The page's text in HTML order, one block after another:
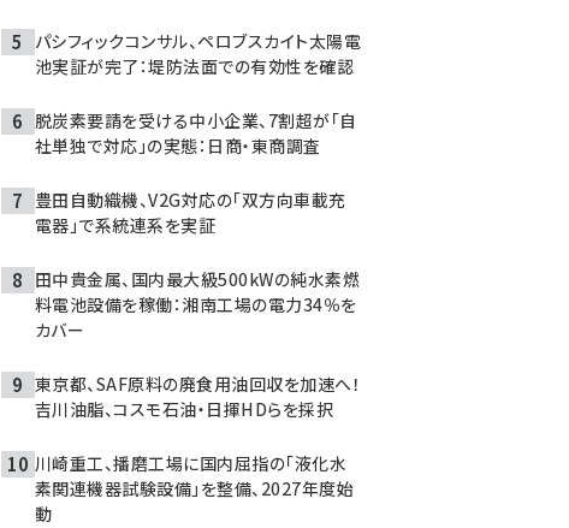
パシフィックコンサル、ペロブスカイト太陽電
池実証が完了：堤防法面での有効性を確認
脱炭素要請を受ける中小企業、7割超が「自
社単独で対応」の実態：日商・東商調査
豊田自動織機、V2G対応の「双方向車載充
電器」で系統連系を実証
田中貴金属、国内最大級500kWの純水素燃
料電池設備を稼働：湘南工場の電力34％を
カバー
東京都、SAF原料の廃食用油回収を加速へ！
吉川油脂、コスモ石油・日揮HDらを採択
川崎重工、播磨工場に国内屈指の「液化水
素関連機器試験設備」を整備、2027年度始
動